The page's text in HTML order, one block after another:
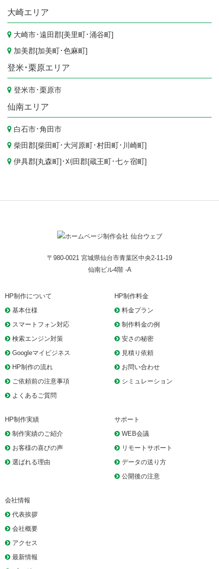
大崎エリア
大崎市･遠田郡[美里町･涌谷町]
加美郡[加美町･色麻町]
登米･栗原エリア
登米市･栗原市
仙南エリア
白石市･角田市
柴田郡[柴田町･ 大河原町･村田町･ 川崎町]
伊具郡[丸森町]･刈田郡[蔵王町･七ヶ宿町]
〒980-0021 宮城県仙台市青葉区中央2-11-19
仙南ビル4階 -A
HP制作について
基本仕様
スマートフォン対応
検索エンジン対策
Googleマイビジネス
HP制作の流れ
ご依頼前の注意事項
よくあるご質問
HP制作料金
料金プラン
制作料金の例
安さの秘密
見積り依頼
お問い合わせ
シミュレーション
HP制作実績
制作実績のご紹介
お客様の喜びの声
選ばれる理由
サポート
WEB会議
リモートサポート
データの送り方
公開後の注意
会社情報
代表挨拶
会社概要
アクセス
最新情報